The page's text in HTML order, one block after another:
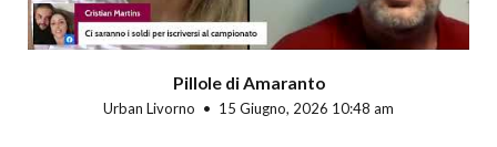
Pillole di Amaranto
Urban Livorno 15 Giugno, 2026 10:48 am